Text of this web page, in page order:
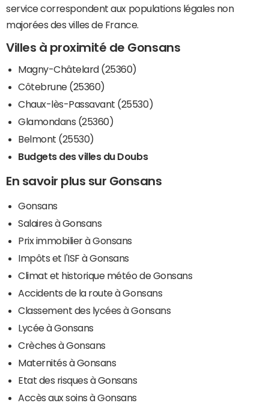
service correspondent aux populations légales non
majorées des villes de France.
Villes à proximité de Gonsans
Magny-Châtelard (25360)
Côtebrune (25360)
Chaux-lès-Passavant (25530)
Glamondans (25360)
Belmont (25530)
Budgets des villes du Doubs
En savoir plus sur Gonsans
Gonsans
Salaires à Gonsans
Prix immobilier à Gonsans
Impôts et l'ISF à Gonsans
Climat et historique météo de Gonsans
Accidents de la route à Gonsans
Classement des lycées à Gonsans
Lycée à Gonsans
Crèches à Gonsans
Maternités à Gonsans
Etat des risques à Gonsans
Accès aux soins à Gonsans